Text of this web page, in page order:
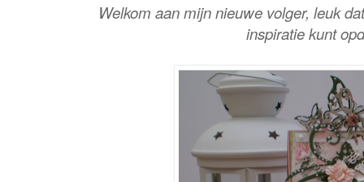
Welkom aan mijn nieuwe volger, leuk
inspiratie kunt